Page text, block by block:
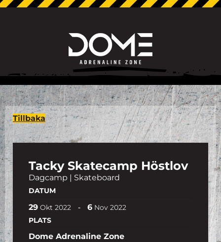
Tillbaka
Tacky Skatecamp Höstlov
Dagcamp | Skateboard
DATUM
29 Okt 2022 - 6 Nov 2022
PLATS
Dome Adrenaline Zone